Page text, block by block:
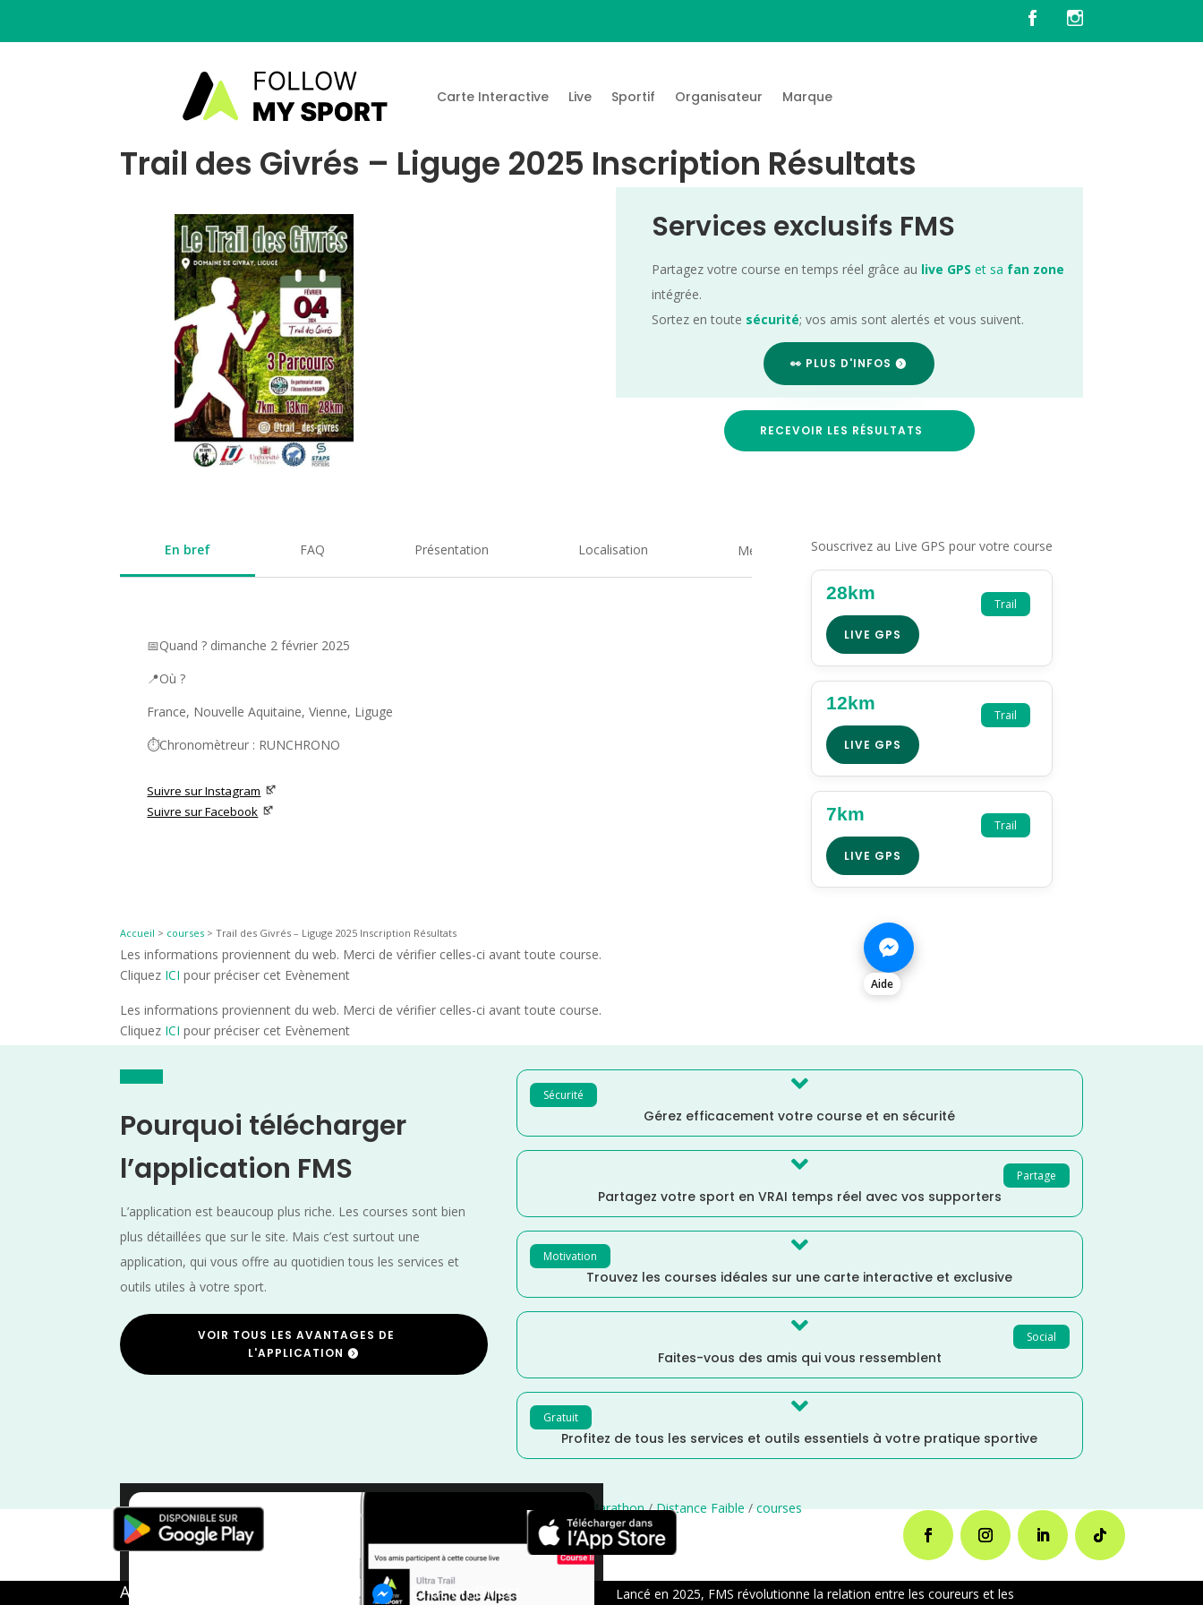
Carte Interactive Live Sportif Organisateur Marque
Trail des Givrés – Liguge 2025 Inscription Résultats
Services exclusifs FMS
Partagez votre course en temps réel grâce au live GPS et sa fan zone
intégrée.
Sortez en toute sécurité; vos amis sont alertés et vous suivent.
👀 PLUS D'INFOS
RECEVOIR LES RÉSULTATS
En bref FAQ Présentation Localisation Medias
📅Quand ? dimanche 2 février 2025
📍Où ?
France, Nouvelle Aquitaine, Vienne, Liguge
⏱️Chronomètreur : RUNCHRONO
Suivre sur Instagram
Suivre sur Facebook
Souscrivez au Live GPS pour votre course
Trail
28km
LIVE GPS
Trail
12km
LIVE GPS
Trail
7km
LIVE GPS
Accueil > courses >Trail des Givrés – Liguge 2025 Inscription Résultats
Les informations proviennent du web. Merci de vérifier celles-ci avant toute course.
Cliquez ICI pour préciser cet Evènement
Les informations proviennent du web. Merci de vérifier celles-ci avant toute course.
Cliquez ICI pour préciser cet Evènement
Aide
Pourquoi télécharger
l’application FMS
L’application est beaucoup plus riche. Les courses sont bien
plus détaillées que sur le site. Mais c’est surtout une
application, qui vous offre au quotidien tous les services et
outils utiles à votre sport.
VOIR TOUS LES AVANTAGES DE
L'APPLICATION
Sécurité 
Gérez efficacement votre course et en sécurité
Partage

Partagez votre sport en VRAI temps réel avec vos supporters
Motivation 
Trouvez les courses idéales sur une carte interactive et exclusive
Social

Faites-vous des amis qui vous ressemblent
Gratuit 
Profitez de tous les services et outils essentiels à votre pratique sportive
×
/Distance Marathon/Distance Faible/courses
A propos de FMS Chat en Direct Lancé en 2025, FMS révolutionne la relation entre les coureurs et les